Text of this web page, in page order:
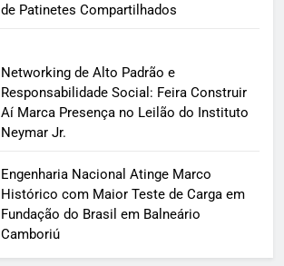
de Patinetes Compartilhados
Networking de Alto Padrão e
Responsabilidade Social: Feira Construir
Aí Marca Presença no Leilão do Instituto
Neymar Jr.
Engenharia Nacional Atinge Marco
Histórico com Maior Teste de Carga em
Fundação do Brasil em Balneário
Camboriú